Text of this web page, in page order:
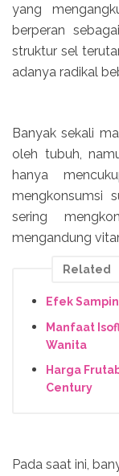
yang
berperan
struktur sel
adanya radikal
Banyak sekali
oleh tubuh,
hanya
mengkonsumsi
sering
mengandung
Related
Efek
Manfaat
Wanita
Harga
Century
Pada saat ini,